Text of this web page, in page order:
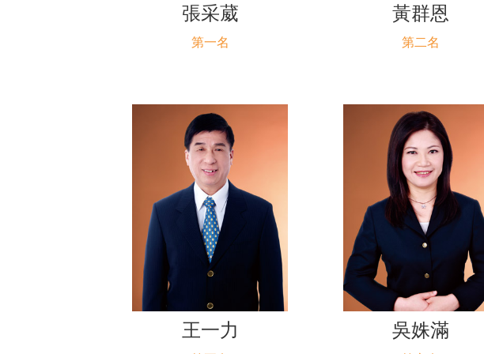
張采葳
第一名
黃群恩
第二名
王一力 吳姝滿